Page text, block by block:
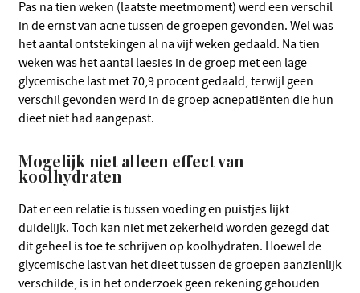
Pas na tien weken (laatste meetmoment) werd een verschil
in de ernst van acne tussen de groepen gevonden. Wel was
het aantal ontstekingen al na vijf weken gedaald. Na tien
weken was het aantal laesies in de groep met een lage
glycemische last met 70,9 procent gedaald, terwijl geen
verschil gevonden werd in de groep acnepatiënten die hun
dieet niet had aangepast.
Mogelijk niet alleen effect van
koolhydraten
Dat er een relatie is tussen voeding en puistjes lijkt
duidelijk. Toch kan niet met zekerheid worden gezegd dat
dit geheel is toe te schrijven op koolhydraten. Hoewel de
glycemische last van het dieet tussen de groepen aanzienlijk
verschilde, is in het onderzoek geen rekening gehouden